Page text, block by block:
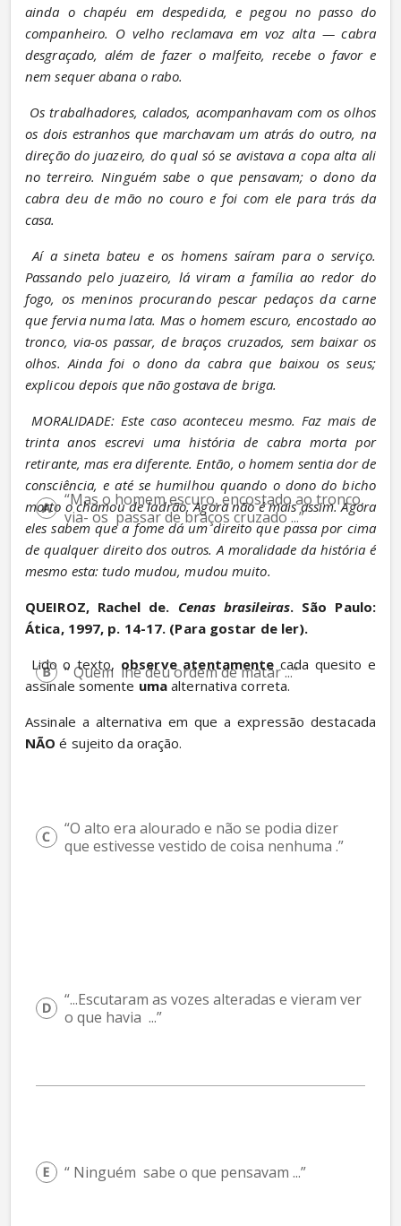
ainda o chapéu em despedida, e pegou no passo do
companheiro. O velho reclamava em voz alta — cabra
desgraçado, além de fazer o malfeito, recebe o favor e
nem sequer abana o rabo.
Os trabalhadores, calados, acompanhavam com os olhos
os dois estranhos que marchavam um atrás do outro, na
direção do juazeiro, do qual só se avistava a copa alta ali
no terreiro. Ninguém sabe o que pensavam; o dono da
cabra deu de mão no couro e foi com ele para trás da
casa.
Aí a sineta bateu e os homens saíram para o serviço.
Passando pelo juazeiro, lá viram a família ao redor do
fogo, os meninos procurando pescar pedaços da carne
que fervia numa lata. Mas o homem escuro, encostado ao
tronco, via-os passar, de braços cruzados, sem baixar os
olhos. Ainda foi o dono da cabra que baixou os seus;
explicou depois que não gostava de briga.
MORALIDADE: Este caso aconteceu mesmo. Faz mais de
trinta anos escrevi uma história de cabra morta por
retirante, mas era diferente. Então, o homem sentia dor de
consciência, e até se humilhou quando o dono do bicho
morto o chamou de ladrão. Agora não é mais assim. Agora
eles sabem que a fome dá um direito que passa por cima
de qualquer direito dos outros. A moralidade da história é
mesmo esta: tudo mudou, mudou muito.
QUEIROZ, Rachel de. Cenas brasileiras. São Paulo:
Ática, 1997, p. 14-17. (Para gostar de ler).
Lido o texto, observe atentamente cada quesito e
assinale somente uma alternativa correta.
NÃO é sujeito da oração.
“Mas o homem escuro, encostado ao tronco,
via- os  passar de braços cruzado ...”
“ Quem  lhe deu ordem de matar ...”
“O alto era alourado e não se podia dizer
que estivesse vestido de coisa nenhuma .”
“...Escutaram as vozes alteradas e vieram ver
o que havia  ...”
“ Ninguém  sabe o que pensavam ...”